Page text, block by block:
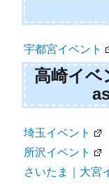
宇都宮イベント
高崎イ
埼玉イベント
所沢イベント
さいたま｜大宮